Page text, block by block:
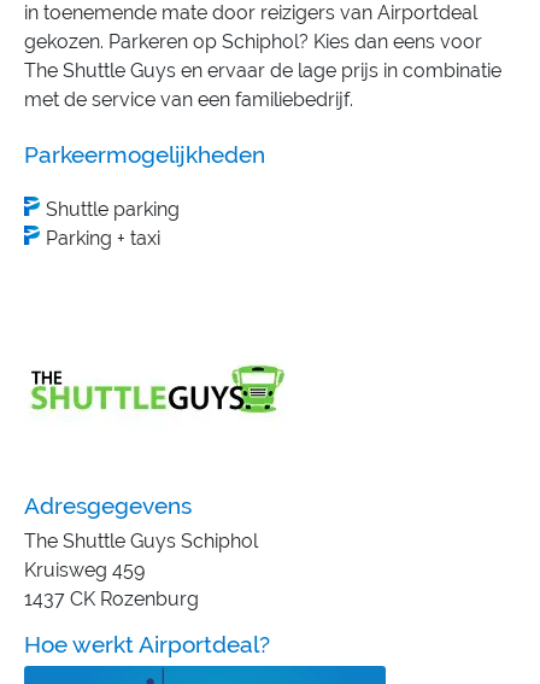
in toenemende mate door reizigers van Airportdeal
gekozen. Parkeren op Schiphol? Kies dan eens voor
The Shuttle Guys en ervaar de lage prijs in combinatie
met de service van een familiebedrijf.
Parkeermogelijkheden
Shuttle parking
Parking + taxi
Adresgegevens
The Shuttle Guys Schiphol
Kruisweg 459
1437 CK Rozenburg
Hoe werkt Airportdeal?